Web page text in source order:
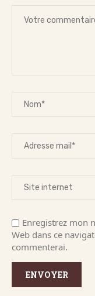
Enregistrez mon
Web dans ce
commenterai.